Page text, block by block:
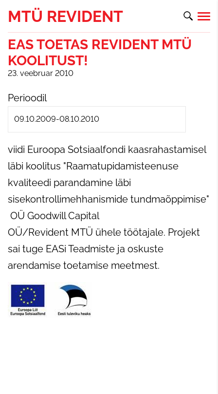
MTÜ REVIDENT
EAS TOETAS REVIDENT MTÜ
KOOLITUST!
23. veebruar 2010
Perioodil
09.10.2009-08.10.2010
viidi Euroopa Sotsiaalfondi kaasrahastamisel
läbi koolitus "Raamatupidamisteenuse
kvaliteedi parandamine läbi
sisekontrollimehhanismide tundmaõppimise"
OÜ Goodwill Capital
OÜ/Revident MTÜ ühele töötajale. Projekt
sai tuge EASi Teadmiste ja oskuste
arendamise toetamise meetmest.